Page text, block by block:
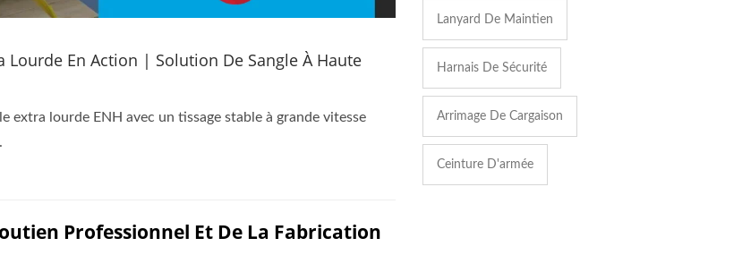
Lourde En Action | Solution De Sangle À Haute
extra lourde ENH avec un tissage stable à grande vitesse
Professionnel Et De La Fabrication
Lanyard De Maintien
Harnais De Sécurité
Arrimage De Cargaison
Ceinture D'armée